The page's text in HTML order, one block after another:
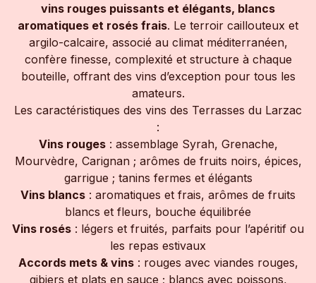
vins rouges puissants et élégants, blancs
aromatiques et rosés frais. Le terroir caillouteux et
argilo-calcaire, associé au climat méditerranéen,
confère finesse, complexité et structure à chaque
bouteille, offrant des vins d’exception pour tous les
amateurs.
Les caractéristiques des vins des Terrasses du Larzac
:
Vins rouges: assemblage Syrah, Grenache,
Mourvèdre, Carignan ; arômes de fruits noirs, épices,
garrigue ; tanins fermes et élégants
Vins blancs : aromatiques et frais, arômes de fruits
blancs et fleurs, bouche équilibrée
Vins rosés : légers et fruités, parfaits pour l’apéritif ou
les repas estivaux
Accords mets & vins: rouges avec viandes rouges,
gibiers et plats en sauce ; blancs avec poissons,